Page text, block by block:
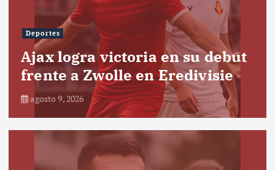
Deportes
Ajax logra victoria en su debut
frente a Zwolle en Eredivisie
agosto 9, 2026